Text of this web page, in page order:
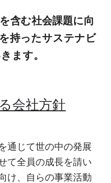
含む社会課題に向
持ったサステナビ
ます。
会社方針
通じて世の中の発展
て全員の成長を請い
け、自らの事業活動